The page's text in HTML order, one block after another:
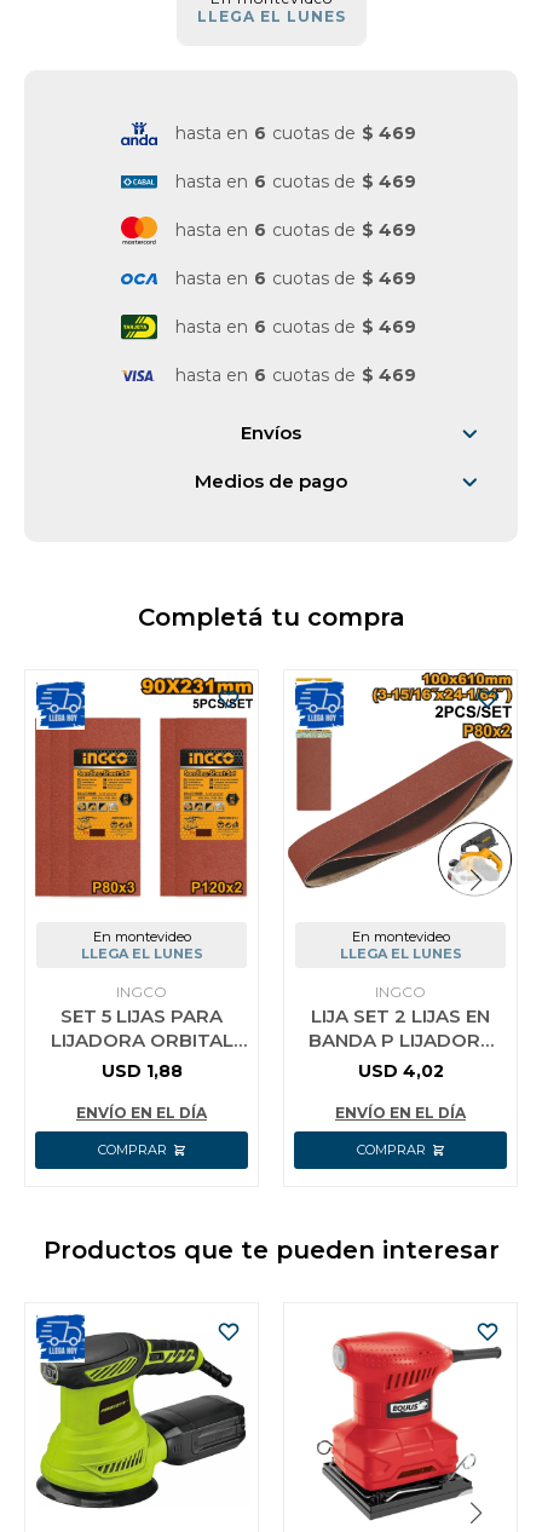
LLEGA EL LUNES
hasta en 6 cuotas de $ 469
hasta en 6 cuotas de $ 469
hasta en 6 cuotas de $ 469
hasta en 6 cuotas de $ 469
hasta en 6 cuotas de $ 469
hasta en 6 cuotas de $ 469
Envíos
Medios de pago
Completá tu compra
En montevideo
LLEGA EL LUNES
INGCO
SET 5 LIJAS PARA
LIJADORA ORBITAL
INGCO FS3208
USD 1,88
ENVÍO EN EL DÍA
En montevideo
LLEGA EL LUNES
INGCO
LIJA SET 2 LIJAS EN
BANDA P LIJADORA
INDUST PBS12001
100X610MM
USD 4,02
ENVÍO EN EL DÍA
Productos que te pueden interesar